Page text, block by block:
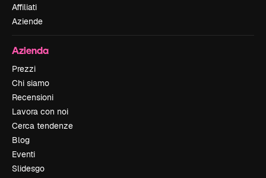
Affiliati
Aziende
Azienda
Prezzi
Chi siamo
Recensioni
Lavora con noi
Cerca tendenze
Blog
Eventi
Slidesgo